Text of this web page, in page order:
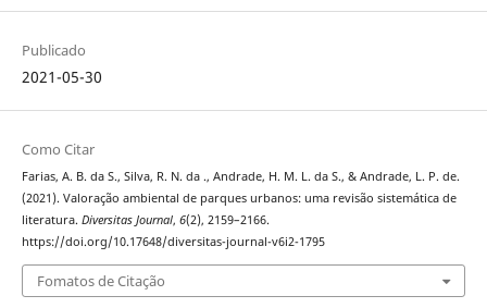
Publicado
2021-05-30
Como Citar
Farias, A. B. da S., Silva, R. N. da ., Andrade, H. M. L. da S., & Andrade, L. P. de.
(2021). Valoração ambiental de parques urbanos: uma revisão sistemática de
literatura. Diversitas Journal, 6(2), 2159–2166.
https://doi.org/10.17648/diversitas-journal-v6i2-1795
Fomatos de Citação